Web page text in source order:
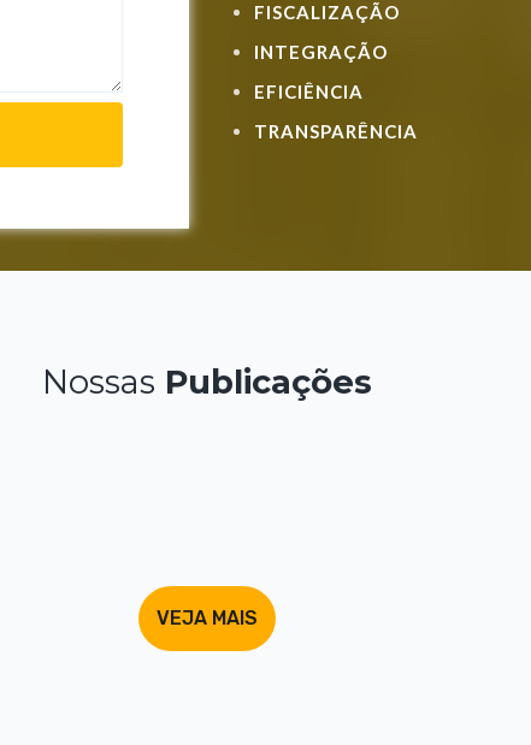
FISCALIZAÇÃO
INTEGRAÇÃO
EFICIÊNCIA
TRANSPARÊNCIA
Nossas Publicações
VEJA MAIS